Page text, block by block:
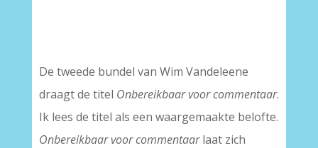
De tweede bundel van Wim Vandeleene
draagt de titel Onbereikbaar voor commentaar.
Ik lees de titel als een waargemaakte belofte.
Onbereikbaar voor commentaarlaat zich